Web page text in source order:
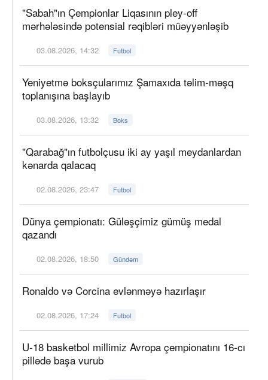
"Sabah"ın Çempionlar Liqasının pley-off
mərhələsində potensial rəqibləri müəyyənləşib
03.08.2026, 14:32 Futbol
Yeniyetmə boksçularımız Şamaxıda təlim-məşq
toplanışına başlayıb
03.08.2026, 13:32 Boks
"Qarabağ"ın futbolçusu iki ay yaşıl meydanlardan
kənarda qalacaq
02.08.2026, 23:47 Futbol
Dünya çempionatı: Güləşçimiz gümüş medal
qazandı
02.08.2026, 18:50 Gündəm
Ronaldo və Corcina evlənməyə hazırlaşır
02.08.2026, 17:24 Futbol
U-18 basketbol millimiz Avropa çempionatını 16-cı
pillədə başa vurub